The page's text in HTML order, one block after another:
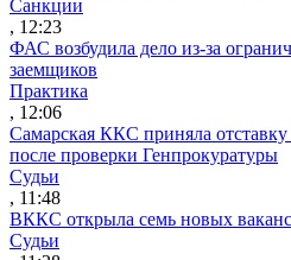
Санкции
, 12:23
ФАС возбудила дело из-за
заемщиков
Практика
, 12:06
Самарская ККС приняла
после проверки Генпрокуратуры
Судьи
, 11:48
ВККС открыла семь новых
Судьи